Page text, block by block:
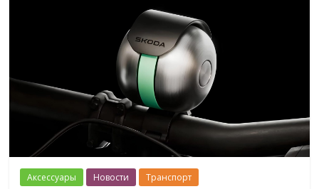
Аксессуары Новости Транспорт